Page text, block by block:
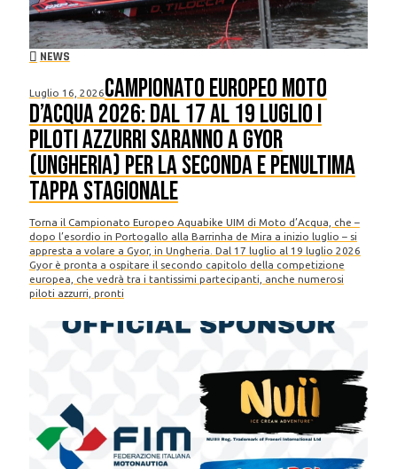
NEWS
Luglio 16, 2026Campionato Europeo Moto
D’Acqua 2026: dal 17 al 19 luglio i
piloti azzurri saranno a Gyor
(Ungheria) per la seconda e penultima
tappa stagionale
Torna il Campionato Europeo Aquabike UIM di Moto d’Acqua, che –
dopo l’esordio in Portogallo alla Barrinha de Mira a inizio luglio – si
appresta a volare a Gyor, in Ungheria. Dal 17 luglio al 19 luglio 2026
Gyor è pronta a ospitare il secondo capitolo della competizione
europea, che vedrà tra i tantissimi partecipanti, anche numerosi
piloti azzurri, pronti